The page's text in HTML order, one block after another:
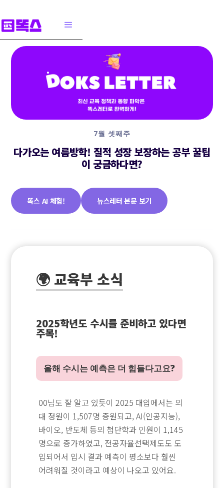
7월 셋째주
다가오는 여름방학! 질적 성장 보장하는 공부 꿀팁
이 궁금하다면?
똑스 AI 체험! 뉴스레터 본문 보기
🌍 교육부 소식
2025학년도 수시를 준비하고 있다면
주목!
올해 수시는 예측은 더 힘들다고요?
00님도 잘 알고 있듯이 2025 대입에서는 의
대 정원이 1,507명 증원되고, AI(인공지능),
바이오, 반도체 등의 첨단학과 인원이 1,145
명으로 증가하였고, 전공자율선택제도도 도
입되어서 입시 결과 예측이 평소보다 훨씬
어려워질 것이라고 예상이 나오고 있어요.